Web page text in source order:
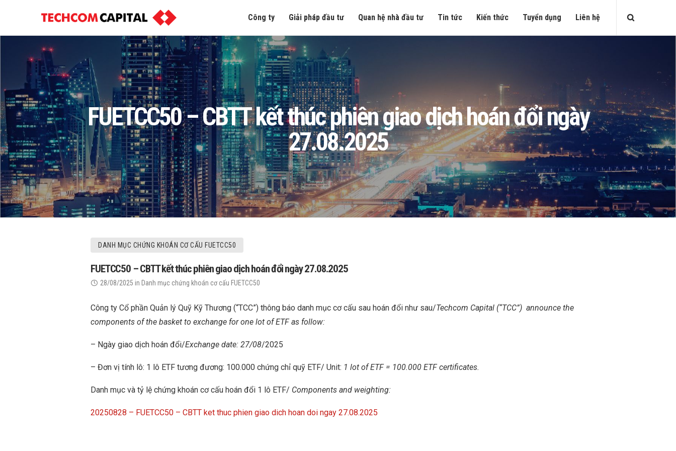
Công ty Giải pháp đầu tư Quan hệ nhà đầu tư Tin tức Kiến thức Tuyển dụng Liên hệ
FUETCC50 – CBTT kết thúc phiên giao dịch hoán đổi ngày
27.08.2025
DANH MỤC CHỨNG KHOÁN CƠ CẤU FUETCC50
FUETCC50 – CBTT kết thúc phiên giao dịch hoán đổi ngày 27.08.2025
28/08/2025 in Danh mục chứng khoán cơ cấu FUETCC50
Công ty Cổ phần Quản lý Quỹ Kỹ Thương (“TCC”) thông báo danh mục cơ cấu sau hoán đổi như sau/Techcom Capital (“TCC”) announce the
components of the basket to exchange for one lot of ETF as follow:
– Ngày giao dịch hoán đổi/Exchange date: 27/08/2025
– Đơn vị tính lô: 1 lô ETF tương đương: 100.000 chứng chỉ quỹ ETF/ Unit: 1 lot of ETF = 100.000 ETF certificates.
Danh mục và tỷ lệ chứng khoán cơ cấu hoán đổi 1 lô ETF/ Components and weighting:
20250828 – FUETCC50 – CBTT ket thuc phien giao dich hoan doi ngay 27.08.2025